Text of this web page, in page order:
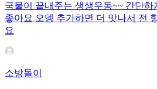
국물이 끝내주는 생생우동~~ 간단하
좋아요 오뎅 추가하면 더 맛나서 전
요
소방돌이